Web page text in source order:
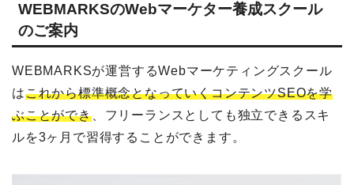
WEBMARKSのWebマーケター養成スクール
のご案内
WEBMARKSが運営するWebマーケティングスクール
はこれから標準概念となっていくコンテンツSEOを学
ぶことができ、フリーランスとしても独立できるスキ
ルを3ヶ月で習得することができます。